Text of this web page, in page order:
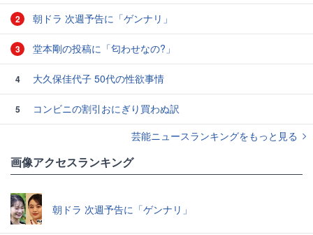
2 朝ドラ 次週予告に「ゲンナリ」
3 堂本剛の投稿に「匂わせなの?」
4 大久保佳代子 50代の性欲事情
5
コンビニの割引おにぎり買わぬ訳
芸能ニュースランキングをもっと見る
画像アクセスランキング
朝ドラ 次週予告に「ゲンナリ」